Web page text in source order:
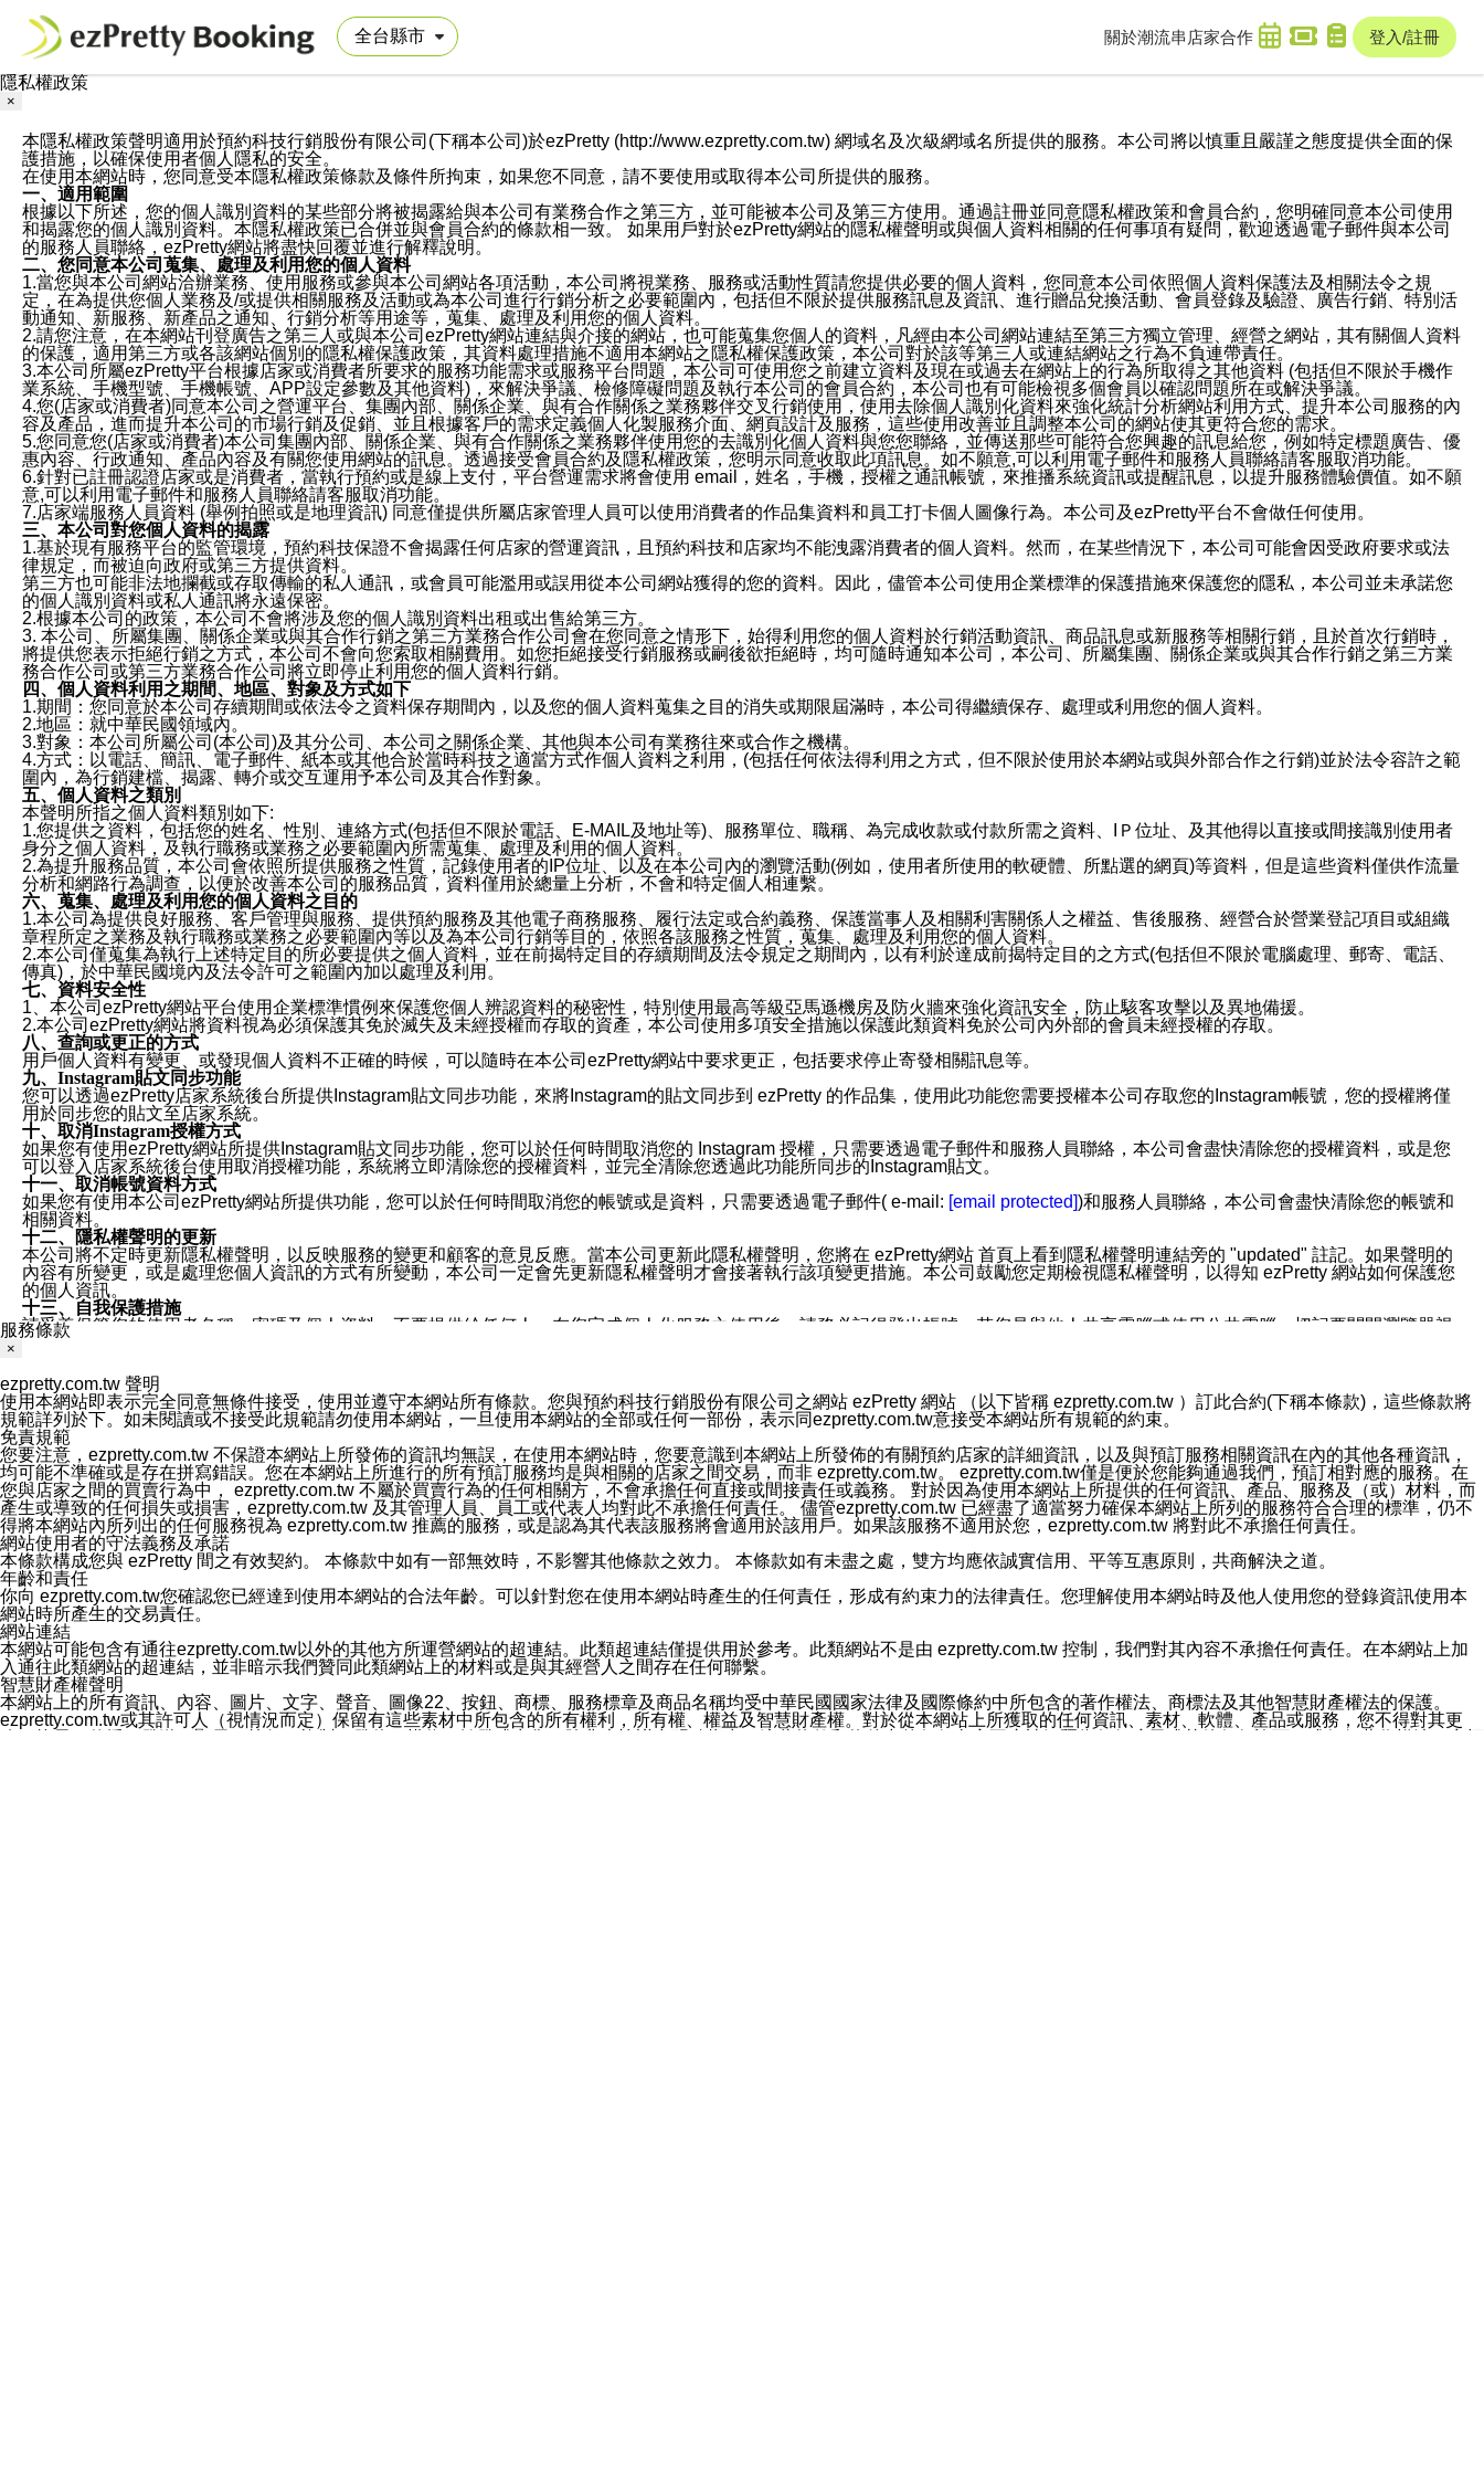
關於潮流串 店家合作 登入/註冊
隱私權政策
×
本隱私權政策聲明適用於預約科技行銷股份有限公司(下稱本公司)於ezPretty (http://www.ezpretty.com.tw) 網域名及次級網域名所提供的服務。本公司將以慎重且嚴謹之態度提供全面的保
護措施，以確保使用者個人隱私的安全。
在使用本網站時，您同意受本隱私權政策條款及條件所拘束，如果您不同意，請不要使用或取得本公司所提供的服務。
一、適用範圍
根據以下所述，您的個人識別資料的某些部分將被揭露給與本公司有業務合作之第三方，並可能被本公司及第三方使用。通過註冊並同意隱私權政策和會員合約，您明確同意本公司使用
和揭露您的個人識別資料。本隱私權政策已合併並與會員合約的條款相一致。 如果用戶對於ezPretty網站的隱私權聲明或與個人資料相關的任何事項有疑問，歡迎透過電子郵件與本公司
的服務人員聯絡，ezPretty網站將盡快回覆並進行解釋說明。
二、您同意本公司蒐集、處理及利用您的個人資料
1.當您與本公司網站洽辦業務、使用服務或參與本公司網站各項活動，本公司將視業務、服務或活動性質請您提供必要的個人資料，您同意本公司依照個人資料保護法及相關法令之規
定，在為提供您個人業務及/或提供相關服務及活動或為本公司進行行銷分析之必要範圍內，包括但不限於提供服務訊息及資訊、進行贈品兌換活動、會員登錄及驗證、廣告行銷、特別活
動通知、新服務、新產品之通知、行銷分析等用途等，蒐集、處理及利用您的個人資料。
2.請您注意，在本網站刊登廣告之第三人或與本公司ezPretty網站連結與介接的網站，也可能蒐集您個人的資料，凡經由本公司網站連結至第三方獨立管理、經營之網站，其有關個人資料
的保護，適用第三方或各該網站個別的隱私權保護政策，其資料處理措施不適用本網站之隱私權保護政策，本公司對於該等第三人或連結網站之行為不負連帶責任。
3.本公司所屬ezPretty平台根據店家或消費者所要求的服務功能需求或服務平台問題，本公司可使用您之前建立資料及現在或過去在網站上的行為所取得之其他資料 (包括但不限於手機作
業系統、手機型號、手機帳號、APP設定參數及其他資料)，來解決爭議、檢修障礙問題及執行本公司的會員合約，本公司也有可能檢視多個會員以確認問題所在或解決爭議。
4.您(店家或消費者)同意本公司之營運平台、集團內部、關係企業、與有合作關係之業務夥伴交叉行銷使用，使用去除個人識別化資料來強化統計分析網站利用方式、提升本公司服務的內
容及產品，進而提升本公司的市場行銷及促銷、並且根據客戶的需求定義個人化製服務介面、網頁設計及服務，這些使用改善並且調整本公司的網站使其更符合您的需求。
5.您同意您(店家或消費者)本公司集團內部、關係企業、與有合作關係之業務夥伴使用您的去識別化個人資料與您您聯絡，並傳送那些可能符合您興趣的訊息給您，例如特定標題廣告、優
惠內容、行政通知、產品內容及有關您使用網站的訊息。透過接受會員合約及隱私權政策，您明示同意收取此項訊息。如不願意,可以利用電子郵件和服務人員聯絡請客服取消功能。
6.針對已註冊認證店家或是消費者，當執行預約或是線上支付，平台營運需求將會使用 email，姓名，手機，授權之通訊帳號，來推播系統資訊或提醒訊息，以提升服務體驗價值。如不願
意,可以利用電子郵件和服務人員聯絡請客服取消功能。
7.店家端服務人員資料 (舉例拍照或是地理資訊) 同意僅提供所屬店家管理人員可以使用消費者的作品集資料和員工打卡個人圖像行為。本公司及ezPretty平台不會做任何使用。
三、本公司對您個人資料的揭露
1.基於現有服務平台的監管環境，預約科技保證不會揭露任何店家的營運資訊，且預約科技和店家均不能洩露消費者的個人資料。然而，在某些情況下，本公司可能會因受政府要求或法
律規定，而被迫向政府或第三方提供資料。
第三方也可能非法地攔截或存取傳輸的私人通訊，或會員可能濫用或誤用從本公司網站獲得的您的資料。因此，儘管本公司使用企業標準的保護措施來保護您的隱私，本公司並未承諾您
的個人識別資料或私人通訊將永遠保密。
2.根據本公司的政策，本公司不會將涉及您的個人識別資料出租或出售給第三方。
3. 本公司、所屬集團、關係企業或與其合作行銷之第三方業務合作公司會在您同意之情形下，始得利用您的個人資料於行銷活動資訊、商品訊息或新服務等相關行銷，且於首次行銷時，
將提供您表示拒絕行銷之方式，本公司不會向您索取相關費用。如您拒絕接受行銷服務或嗣後欲拒絕時，均可隨時通知本公司，本公司、所屬集團、關係企業或與其合作行銷之第三方業
務合作公司或第三方業務合作公司將立即停止利用您的個人資料行銷。
四、個人資料利用之期間、地區、對象及方式如下
1.期間：您同意於本公司存續期間或依法令之資料保存期間內，以及您的個人資料蒐集之目的消失或期限屆滿時，本公司得繼續保存、處理或利用您的個人資料。
2.地區：就中華民國領域內。
3.對象：本公司所屬公司(本公司)及其分公司、本公司之關係企業、其他與本公司有業務往來或合作之機構。
4.方式：以電話、簡訊、電子郵件、紙本或其他合於當時科技之適當方式作個人資料之利用，(包括任何依法得利用之方式，但不限於使用於本網站或與外部合作之行銷)並於法令容許之範
圍內，為行銷建檔、揭露、轉介或交互運用予本公司及其合作對象。
五、個人資料之類別
本聲明所指之個人資料類別如下:
1.您提供之資料，包括您的姓名、性別、連絡方式(包括但不限於電話、E-MAIL及地址等)、服務單位、職稱、為完成收款或付款所需之資料、IＰ位址、及其他得以直接或間接識別使用者
身分之個人資料，及執行職務或業務之必要範圍內所需蒐集、處理及利用的個人資料。
2.為提升服務品質，本公司會依照所提供服務之性質，記錄使用者的IP位址、以及在本公司內的瀏覽活動(例如，使用者所使用的軟硬體、所點選的網頁)等資料，但是這些資料僅供作流量
分析和網路行為調查，以便於改善本公司的服務品質，資料僅用於總量上分析，不會和特定個人相連繫。
六、蒐集、處理及利用您的個人資料之目的
1.本公司為提供良好服務、客戶管理與服務、提供預約服務及其他電子商務服務、履行法定或合約義務、保護當事人及相關利害關係人之權益、售後服務、經營合於營業登記項目或組織
章程所定之業務及執行職務或業務之必要範圍內等以及為本公司行銷等目的，依照各該服務之性質，蒐集、處理及利用您的個人資料。
2.本公司僅蒐集為執行上述特定目的所必要提供之個人資料，並在前揭特定目的存續期間及法令規定之期間內，以有利於達成前揭特定目的之方式(包括但不限於電腦處理、郵寄、電話、
傳真)，於中華民國境內及法令許可之範圍內加以處理及利用。
七、資料安全性
1、本公司ezPretty網站平台使用企業標準慣例來保護您個人辨認資料的秘密性，特別使用最高等級亞馬遜機房及防火牆來強化資訊安全，防止駭客攻擊以及異地備援。
2.本公司ezPretty網站將資料視為必須保護其免於滅失及未經授權而存取的資產，本公司使用多項安全措施以保護此類資料免於公司內外部的會員未經授權的存取。
八、查詢或更正的方式
用戶個人資料有變更、或發現個人資料不正確的時候，可以隨時在本公司ezPretty網站中要求更正，包括要求停止寄發相關訊息等。
九、Instagram貼文同步功能
您可以透過ezPretty店家系統後台所提供Instagram貼文同步功能，來將Instagram的貼文同步到 ezPretty 的作品集，使用此功能您需要授權本公司存取您的Instagram帳號，您的授權將僅
用於同步您的貼文至店家系統。
十、取消Instagram授權方式
如果您有使用ezPretty網站所提供Instagram貼文同步功能，您可以於任何時間取消您的 Instagram 授權，只需要透過電子郵件和服務人員聯絡，本公司會盡快清除您的授權資料，或是您
可以登入店家系統後台使用取消授權功能，系統將立即清除您的授權資料，並完全清除您透過此功能所同步的Instagram貼文。
十一、取消帳號資料方式
如果您有使用本公司ezPretty網站所提供功能，您可以於任何時間取消您的帳號或是資料，只需要透過電子郵件( e-mail: [email protected])和服務人員聯絡，本公司會盡快清除您的帳號和
相關資料。
十二、隱私權聲明的更新
本公司將不定時更新隱私權聲明，以反映服務的變更和顧客的意見反應。當本公司更新此隱私權聲明，您將在 ezPretty網站 首頁上看到隱私權聲明連結旁的 "updated" 註記。如果聲明的
內容有所變更，或是處理您個人資訊的方式有所變動，本公司一定會先更新隱私權聲明才會接著執行該項變更措施。本公司鼓勵您定期檢視隱私權聲明，以得知 ezPretty 網站如何保護您
的個人資訊。
十三、自我保護措施
請妥善保管您的使用者名稱、密碼及個人資料，不要提供給任何人。在您完成個人化服務之使用後，請務必記得登出帳號。若您是與他人共享電腦或使用公共電腦，切記要關閉瀏覽器視
窗，以防止他人讀取您的個人資料、信件或進入所機關管理區。
您同意本公司網站，透過您所提供的郵件地址與您取得聯絡並傳送或宣傳本網站各項服務之資料或電子郵件供您參考。您能依照該資料或電子郵件所指示之方法、說明或功能連結，隨時
停止接收這些資料或電子郵件。
十五、訊息通知
本公司/本服務將以通知型訊息傳送重要訊息給您。即使未加入本公司/本服務好友，您仍可接收到通知型訊息。
本公司/本服務傳送之通知型訊息以對您有效且重要的訊息為限，以廣告或其他目的的訊息皆不會被傳送。滿足以下三個條件者，將可收到通知型訊息。
1.LINE 帳號設定的電話號碼與本公司/本服務所傳來的電話號碼比對相符。
2.該 LINE 帳號已在 LINE APP 設定中，同意接收通知型訊息。
3.LINE 帳號未封鎖傳送訊息之 LINE 官方帳號。
欲變更通知型訊息的設定，操作如下：
1.點選「主頁」＞「設定」
2.點選「隱私設定」
3.點選「提供使用資料」
4.點選「LINE通知型訊息」
5.開關「接收LINE通知型訊息」
❗️關閉「接收通知型訊息」後，將不會接收到來自任何企業官方帳號或認證官方帳號的通知型訊息。
服務條款
×
ezpretty.com.tw 聲明
使用本網站即表示完全同意無條件接受，使用並遵守本網站所有條款。您與預約科技行銷股份有限公司之網站 ezPretty 網站 （以下皆稱 ezpretty.com.tw ）訂此合約(下稱本條款)，這些條款將
規範詳列於下。如未閱讀或不接受此規範請勿使用本網站，一旦使用本網站的全部或任何一部份，表示同ezpretty.com.tw意接受本網站所有規範的約束。
免責規範
您要注意，ezpretty.com.tw 不保證本網站上所發佈的資訊均無誤，在使用本網站時，您要意識到本網站上所發佈的有關預約店家的詳細資訊，以及與預訂服務相關資訊在內的其他各種資訊，
均可能不準確或是存在拼寫錯誤。您在本網站上所進行的所有預訂服務均是與相關的店家之間交易，而非 ezpretty.com.tw。 ezpretty.com.tw僅是便於您能夠通過我們，預訂相對應的服務。在
您與店家之間的買賣行為中， ezpretty.com.tw 不屬於買賣行為的任何相關方，不會承擔任何直接或間接責任或義務。 對於因為使用本網站上所提供的任何資訊、產品、服務及（或）材料，而
產生或導致的任何損失或損害，ezpretty.com.tw 及其管理人員、員工或代表人均對此不承擔任何責任。 儘管ezpretty.com.tw 已經盡了適當努力確保本網站上所列的服務符合合理的標準，仍不
得將本網站內所列出的任何服務視為 ezpretty.com.tw 推薦的服務，或是認為其代表該服務將會適用於該用戶。如果該服務不適用於您，ezpretty.com.tw 將對此不承擔任何責任。
網站使用者的守法義務及承諾
本條款構成您與 ezPretty 間之有效契約。 本條款中如有一部無效時，不影響其他條款之效力。 本條款如有未盡之處，雙方均應依誠實信用、平等互惠原則，共商解決之道。
年齡和責任
你向 ezpretty.com.tw您確認您已經達到使用本網站的合法年齡。可以針對您在使用本網站時產生的任何責任，形成有約束力的法律責任。您理解使用本網站時及他人使用您的登錄資訊使用本
網站時所產生的交易責任。
網站連結
本網站可能包含有通往ezpretty.com.tw以外的其他方所運營網站的超連結。此類超連結僅提供用於參考。此類網站不是由 ezpretty.com.tw 控制，我們對其內容不承擔任何責任。在本網站上加
入通往此類網站的超連結，並非暗示我們贊同此類網站上的材料或是與其經營人之間存在任何聯繫。
智慧財產權聲明
本網站上的所有資訊、內容、圖片、文字、聲音、圖像22、按鈕、商標、服務標章及商品名稱均受中華民國國家法律及國際條約中所包含的著作權法、商標法及其他智慧財產權法的保護。
ezpretty.com.tw或其許可人（視情況而定）保留有這些素材中所包含的所有權利，所有權、權益及智慧財產權。對於從本網站上所獲取的任何資訊、素材、軟體、產品或服務，您不得對其更